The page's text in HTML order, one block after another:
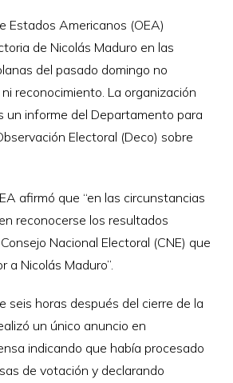
Estados Americanos (OEA)
de Nicolás Maduro en las
del pasado domingo no
reconocimiento. La organización
un informe del Departamento para
Electoral (Deco) sobre
afirmó que “en las circunstancias
reconocerse los resultados
Nacional Electoral (CNE) que
a Nicolás Maduro”.
seis horas después del cierre de la
un único anuncio en
indicando que había procesado
de votación y declarando